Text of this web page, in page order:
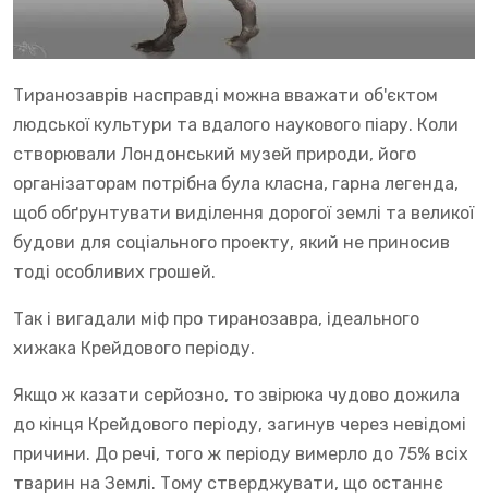
Тиранозаврів насправді можна вважати об'єктом
людської культури та вдалого наукового піару. Коли
створювали Лондонський музей природи, його
організаторам потрібна була класна, гарна легенда,
щоб обґрунтувати виділення дорогої землі та великої
будови для соціального проекту, який не приносив
тоді особливих грошей.
Так і вигадали міф про тиранозавра, ідеального
хижака Крейдового періоду.
Якщо ж казати серйозно, то звірюка чудово дожила
до кінця Крейдового періоду, загинув через невідомі
причини. До речі, того ж періоду вимерло до 75% всіх
тварин на Землі. Тому стверджувати, що останнє